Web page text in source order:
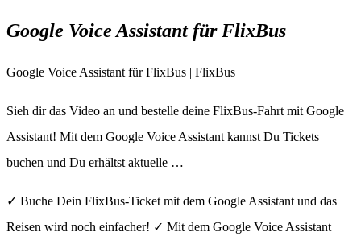
Google Voice Assistant für FlixBus
Google Voice Assistant für FlixBus | FlixBus
Sieh dir das Video an und bestelle deine FlixBus-Fahrt mit Google
Assistant! Mit dem Google Voice Assistant kannst Du Tickets
buchen und Du erhältst aktuelle …
✓ Buche Dein FlixBus-Ticket mit dem Google Assistant und das
Reisen wird noch einfacher! ✓ Mit dem Google Voice Assistant